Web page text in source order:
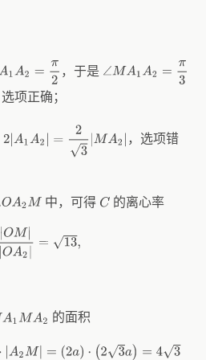
1A 2=π2 ，于是 ∠ MA1A 2=π3
项正确；
A2 = 3 M
，选项错
OA2M 中，可得 C 的离心率
OM||OA 13,
1MA2 的面积
⋅ A2M |=( a)⋅ (23a) = 43⋅a2=83